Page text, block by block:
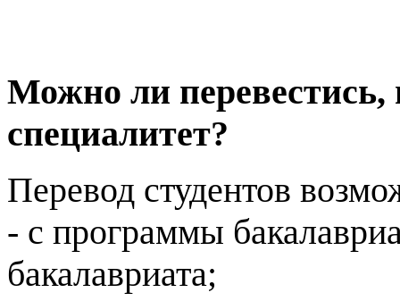
Можно ли перевестись,
специалитет?
Перевод студентов
- с программы
бакалавриата;